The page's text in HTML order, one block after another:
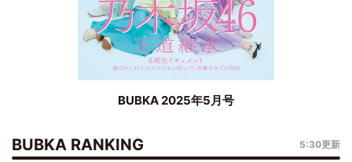
BUBKA 2025年5月号
BUBKA RANKING 5:30更新